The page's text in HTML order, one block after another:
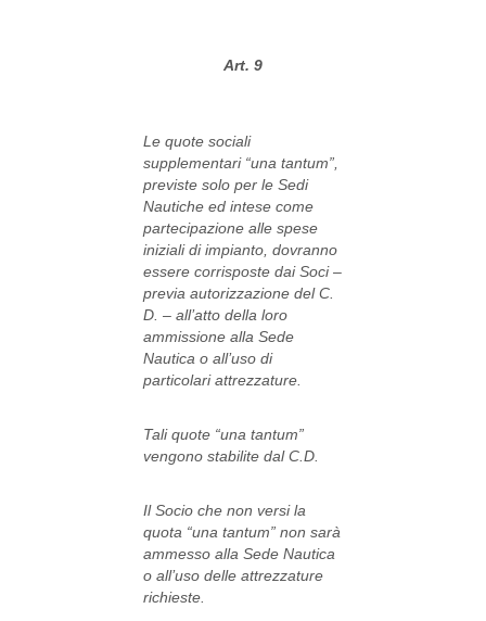
Art. 9
Le quote sociali
supplementari “una tantum”,
previste solo per le Sedi
Nautiche ed intese come
partecipazione alle spese
iniziali di impianto, dovranno
essere corrisposte dai Soci –
previa autorizzazione del C.
D. – all’atto della loro
ammissione alla Sede
Nautica o all’uso di
particolari attrezzature.
Tali quote “una tantum”
vengono stabilite dal C.D.
Il Socio che non versi la
quota “una tantum” non sarà
ammesso alla Sede Nautica
o all’uso delle attrezzature
richieste.